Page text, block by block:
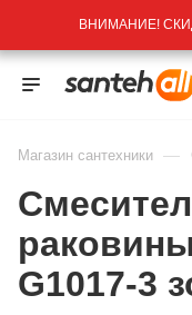
ВНИМАНИЕ!
Магазин сантехники —
G1017-3